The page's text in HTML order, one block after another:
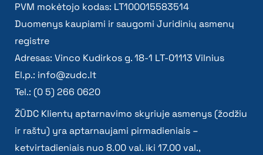
PVM mokėtojo kodas: LT100015583514
Duomenys kaupiami ir saugomi Juridinių asmenų
registre
Adresas: Vinco Kudirkos g. 18-1 LT-01113 Vilnius
El.p.: info@zudc.lt
Tel.: (0 5) 266 0620
ŽŪDC Klientų aptarnavimo skyriuje asmenys (žodžiu
ir raštu) yra aptarnaujami pirmadieniais –
ketvirtadieniais nuo 8.00 val. iki 17.00 val.,